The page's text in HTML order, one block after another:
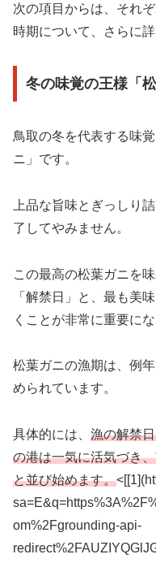
次の項目からは、それ
時期について、さらに
冬の味覚の王様「
鳥取の冬を代表する味
ニ」です。
上品な旨味とぎっしり
了してやみません。
この最高の松葉ガニを
「解禁日」と、最も美
くことが非常に重要にな
松葉ガニの漁期は、例
められています。
具体的には、 漁の解禁
の港は一気に活気づき
と並び始めます。
om%2Fgrounding-api-